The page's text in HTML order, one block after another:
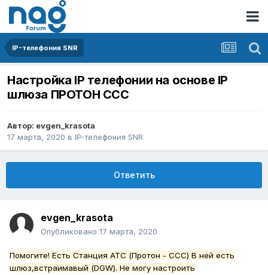
IP-телефония SNR
Настройка IP телефонии на основе IP
шлюза ПРОТОН ССС
Автор: evgen_krasota
17 марта, 2020 в IP-телефония SNR
Ответить
evgen_krasota
Опубликовано 17 марта, 2020
Помогите! Есть Станция АТС (Протон - ССС) В ней есть
шлюз,встраимавый (DGW). Не могу настроить